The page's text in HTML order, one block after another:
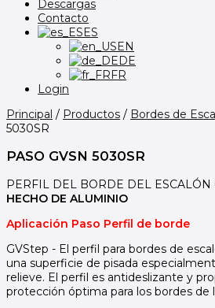
Descargas
Contacto
ES
EN
DE
FR
Login
Principal / Productos / Bordes de
5030SR
PASO GVSN 5030SR
PERFIL DEL BORDE DEL ESCALÓN
HECHO DE ALUMINIO
Aplicación Paso Perfil de borde
GVStep - El perfil para bordes de
una superficie de pisada
relieve. El perfil es antideslizante y
protección óptima para los bordes de